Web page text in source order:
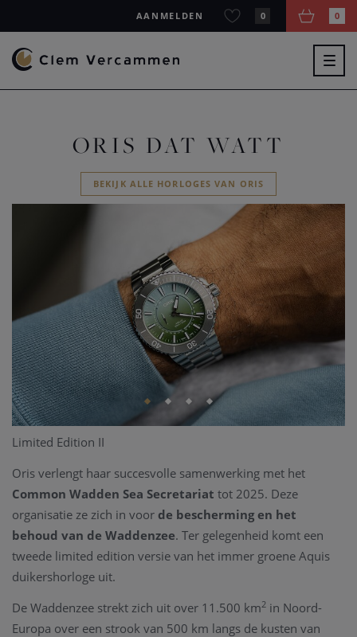
AANMELDEN 0 0
ORIS DAT WATT
BEKIJK ALLE HORLOGES VAN ORIS
Limited Edition II
Oris verlengt haar succesvolle samenwerking met het
Common Wadden Sea Secretariat tot 2025. Deze
organisatie ze zich in voor de bescherming en het
behoud van de Waddenzee. Ter gelegenheid komt een
tweede limited edition versie van het immer groene Aquis
duikershorloge uit.
De Waddenzee strekt zich uit over 11.500 km2 in Noord-
Europa over een strook van 500 km langs de kusten van